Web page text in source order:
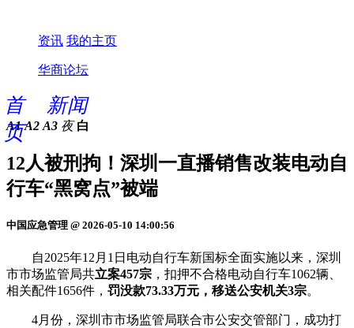
资讯 我的主页
华商论坛
首
页
新闻
A1 A2 A3 夜 白
12人被刑拘！深圳一直播销售改装电动自
行车“黑窝点”被端
中国应急管理 @ 2026-05-10 14:00:56
自2025年12月1日电动自行车新国标全面实施以来，深圳
市市场监管局共立案457宗 ，扣押不合格电动自行车1062辆、
相关配件1656件， 罚没款73.33万元，移送公安机关3宗。
4月份，深圳市市场监管局联合市公安交管部门，成功打